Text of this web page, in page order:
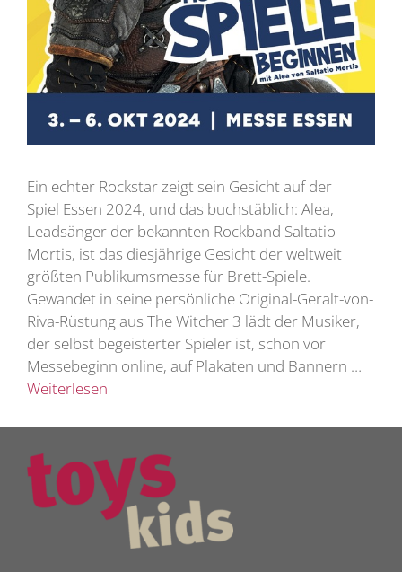
Ein echter Rockstar zeigt sein Gesicht auf der
Spiel Essen 2024, und das buchstäblich: Alea,
Leadsänger der bekannten Rockband Saltatio
Mortis, ist das diesjährige Gesicht der weltweit
größten Publikumsmesse für Brett-Spiele.
Gewandet in seine persönliche Original-Geralt-von-
Riva-Rüstung aus The Witcher 3 lädt der Musiker,
der selbst begeisterter Spieler ist, schon vor
Messebeginn online, auf Plakaten und Bannern …
Weiterlesen